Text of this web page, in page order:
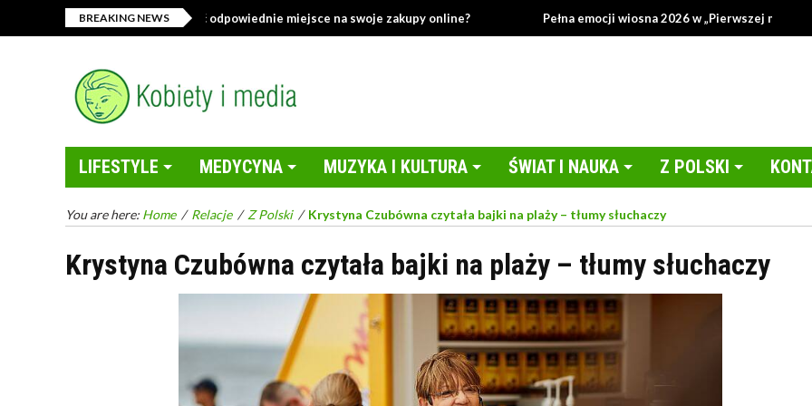
BREAKING NEWS
– jak wybrać odpowiednie miejsce na swoje zakupy online? Pełna emocji wiosna 2026 w „Pierwszej miłości”!
LIFESTYLE MEDYCYNA MUZYKA I KULTURA ŚWIAT I NAUKA Z POLSKI
You are here: Home / Relacje / Z Polski / Krystyna Czubówna czytała bajki na plaży – tłumy słuchaczy
Krystyna Czubówna czytała bajki na plaży – tłumy słuchaczy